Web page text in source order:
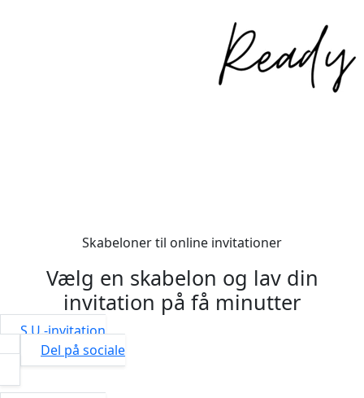
Skabeloner til online invitationer
Vælg en skabelon og lav din
invitation på få minutter
S.U.-invitation
Del på sociale